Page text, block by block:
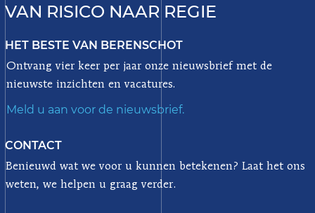
VAN RISICO NAAR REGIE
HET BESTE VAN BERENSCHOT
Ontvang vier keer per jaar onze nieuwsbrief met de
nieuwste inzichten en vacatures.
Meld u aan voor de nieuwsbrief.
CONTACT
Benieuwd wat we voor u kunnen betekenen? Laat het ons
weten, we helpen u graag verder.